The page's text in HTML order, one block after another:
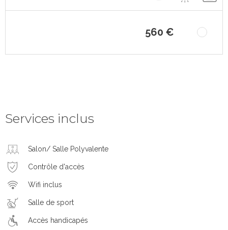
560 €
Services inclus
Salon/ Salle Polyvalente
Contrôle d'accès
Wifi inclus
Salle de sport
Accès handicapés